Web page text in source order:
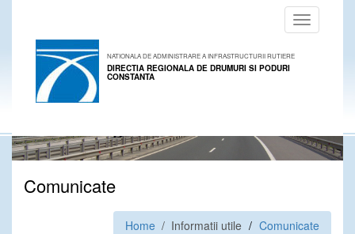
Toggle
navigation
NATIONALA DE ADMINISTRARE A INFRASTRUCTURII RUTIERE
DIRECTIA REGIONALA DE DRUMURI SI PODURI
CONSTANTA
Comunicate
Home / Informatii utile Comunicate